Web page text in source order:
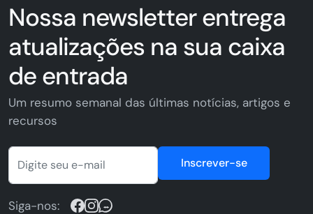
Nossa newsletter entrega
atualizações na sua caixa
de entrada
Um resumo semanal das últimas notícias, artigos e
recursos
Inscrever-se
Siga-nos: